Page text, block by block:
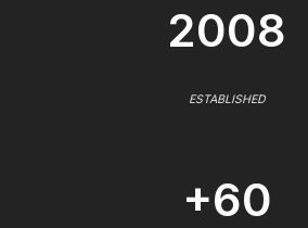
2008
ESTABLISHED
+60